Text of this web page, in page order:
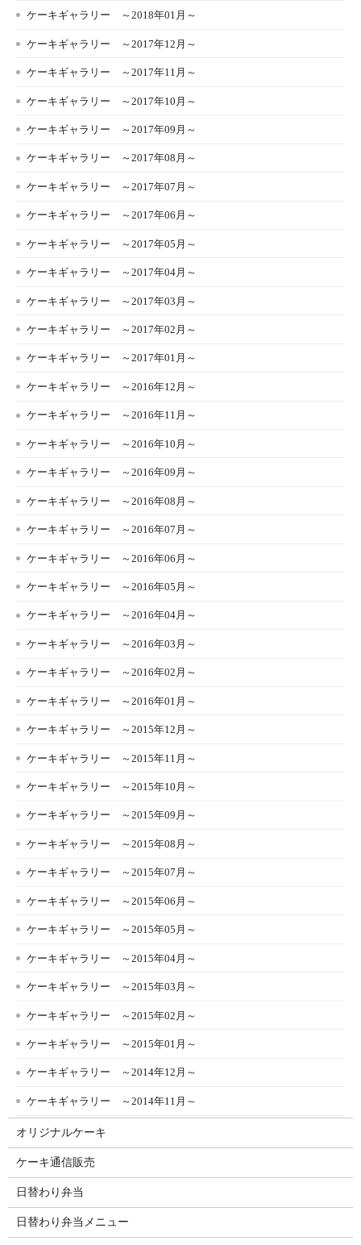
ケーキギャラリー ～2018年01月～
ケーキギャラリー ～2017年12月～
ケーキギャラリー ～2017年11月～
ケーキギャラリー ～2017年10月～
ケーキギャラリー ～2017年09月～
ケーキギャラリー ～2017年08月～
ケーキギャラリー ～2017年07月～
ケーキギャラリー ～2017年06月～
ケーキギャラリー ～2017年05月～
ケーキギャラリー ～2017年04月～
ケーキギャラリー ～2017年03月～
ケーキギャラリー ～2017年02月～
ケーキギャラリー ～2017年01月～
ケーキギャラリー ～2016年12月～
ケーキギャラリー ～2016年11月～
ケーキギャラリー ～2016年10月～
ケーキギャラリー ～2016年09月～
ケーキギャラリー ～2016年08月～
ケーキギャラリー ～2016年07月～
ケーキギャラリー ～2016年06月～
ケーキギャラリー ～2016年05月～
ケーキギャラリー ～2016年04月～
ケーキギャラリー ～2016年03月～
ケーキギャラリー ～2016年02月～
ケーキギャラリー ～2016年01月～
ケーキギャラリー ～2015年12月～
ケーキギャラリー ～2015年11月～
ケーキギャラリー ～2015年10月～
ケーキギャラリー ～2015年09月～
ケーキギャラリー ～2015年08月～
ケーキギャラリー ～2015年07月～
ケーキギャラリー ～2015年06月～
ケーキギャラリー ～2015年05月～
ケーキギャラリー ～2015年04月～
ケーキギャラリー ～2015年03月～
ケーキギャラリー ～2015年02月～
ケーキギャラリー ～2015年01月～
ケーキギャラリー ～2014年12月～
ケーキギャラリー ～2014年11月～
オリジナルケーキ
ケーキ通信販売
日替わり弁当
日替わり弁当メニュー